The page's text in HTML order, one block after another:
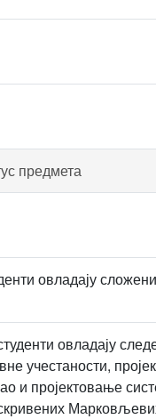
предмета
овладају
овладају
учестаности,
и пројектовање